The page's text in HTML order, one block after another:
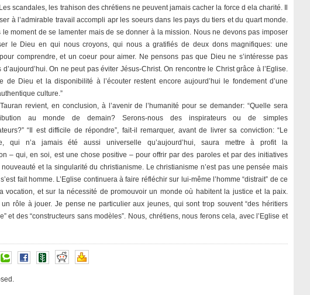
scandales, les trahison des chrétiens ne peuvent jamais cacher la force d ela charité. Il
à l’admirable travail accompli apr les soeurs dans les pays du tiers et du quart monde.
le moment de se lamenter mais de se donner à la mission. Nous ne devons pas imposer
le Dieu en qui nous croyons, qui nous a gratifiés de deux dons magnifiques: une
comprendre, et un coeur pour aimer. Ne pensons pas que Dieu ne s’intéresse pas
d’aujourd’hui. On ne peut pas éviter Jésus-Christ. On rencontre le Christ grâce à l’Eglise.
de Dieu et la disponibilité à l’écouter restent encore aujourd’hui le fondement d’une
culture.”
revient, en conclusion, à l’avenir de l’humanité pour se demander: “Quelle sera
au monde de demain? Serons-nous des inspirateurs ou de simples
“Il est difficile de répondre”, fait-il remarquer, avant de livrer sa conviction: “Le
qui n’a jamais été aussi universelle qu’aujourd’hui, saura mettre à profit la
– qui, en soi, est une chose positive – pour offrir par des paroles et par des initiatives
et la singularité du christianisme. Le christianisme n’est pas une pensée mais
fait homme. L’Eglise continuera à faire réfléchir sur lui-même l’homme “distrait” de ce
vocation, et sur la nécessité de promouvoir un monde où habitent la justice et la paix.
un rôle à jouer. Je pense ne particulier aux jeunes, qui sont trop souvent “des héritiers
et des “constructeurs sans modèles”. Nous, chrétiens, nous ferons cela, avec l’Eglise et